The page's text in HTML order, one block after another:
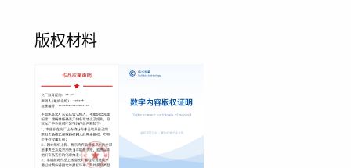
版权材料